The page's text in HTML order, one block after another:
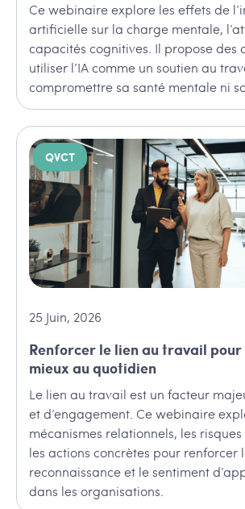
Ce webinaire explore les effets de
artificielle sur la charge mentale,
capacités cognitives. Il propose des
utiliser l’IA comme un soutien au
compromettre sa santé mentale ni
25 Juin, 2026
Renforcer le lien au travail
mieux au quotidien
Le lien au travail est un facteur
et d’engagement. Ce webinaire
mécanismes relationnels, les
les actions concrètes pour renforcer
reconnaissance et le sentiment
dans les organisations.
QVCT